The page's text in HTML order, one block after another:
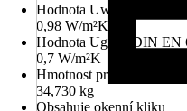
Hodnota Uw dle DIN EN
0,98 W/m²K
Hodnota Ug dle DIN EN
0,7 W/m²K
Hmotnost prvku
34,730 kg
Obsahuje okenní kliku